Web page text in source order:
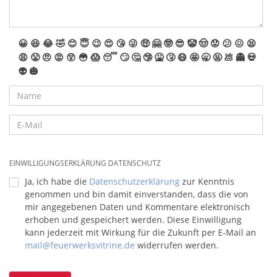
😀 😆 😂🤣 😊 😇 😉 😍 😘 😜 🤑 🤗 🤓 😎 🤡🤠 😟 😕 😖 😫
😩 😤 😠 😡 😲 😳 😱 😴 🙄 🤔 🤥 🤮 🤧 😷 🤩 🥱 🤬 💩 👻 💀
👽 🎃
EINWILLIGUNGSERKLÄRUNG DATENSCHUTZ
Ja, ich habe die Datenschutzerklärung zur Kenntnis
genommen und bin damit einverstanden, dass die von
mir angegebenen Daten und Kommentare elektronisch
erhoben und gespeichert werden. Diese Einwilligung
kann jederzeit mit Wirkung für die Zukunft per E-Mail an
mail@feuerwerksvitrine.de widerrufen werden.